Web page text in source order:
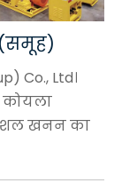
Co., Ltd।
कोयला
कुशल खनन का